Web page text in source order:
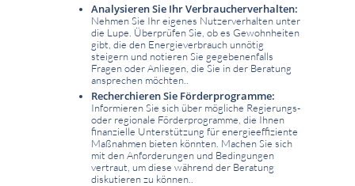
Analysieren Sie Ihr Verbraucherverhalten:
Nehmen Sie Ihr eigenes Nutzerverhalten unter
die Lupe. Überprüfen Sie, ob es Gewohnheiten
gibt, die den Energieverbrauch unnötig
steigern und notieren Sie gegebenenfalls
Fragen oder Anliegen, die Sie in der Beratung
ansprechen möchten..
Recherchieren Sie Förderprogramme:
Informieren Sie sich über mögliche Regierungs-
oder regionale Förderprogramme, die Ihnen
finanzielle Unterstützung für energieeffiziente
Maßnahmen bieten könnten. Machen Sie sich
mit den Anforderungen und Bedingungen
vertraut, um diese während der Beratung
diskutieren zu können..